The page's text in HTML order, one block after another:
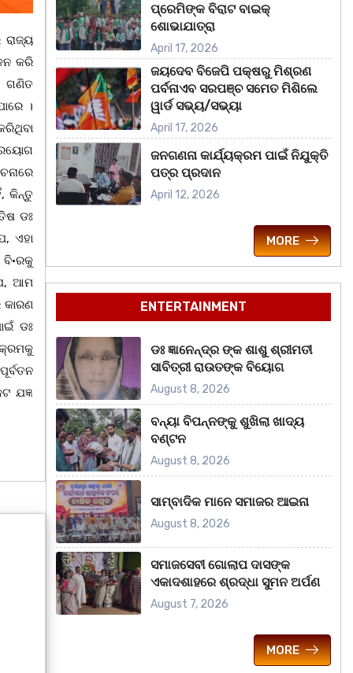
କରି
ଗଣିତ
।
କିନ୍ତୁ
ଡଃ
ଏହା
ଆମ
କାରଣ
ଡଃ
ଯଜ୍ଞ
ପ୍ରେମିଙ୍କ ବିରାଟ ବାଇକ୍
ଶୋଭାଯାତ୍ରା
April 17, 2026
ଜୟଦେବ ବିଜେପି ପକ୍ଷରୁ ମିଶ୍ରଣ
ପର୍ବନାଏବ ସରପଞ୍ଚ ସମେତ ମିଶିଲେ
ୱାର୍ଡ ସଭ୍ୟ/ସଭ୍ୟା
April 17, 2026
ଜନଗଣନା କାର୍ଯ୍ୟକ୍ରମ ପାଇଁ ନିଯୁକ୍ତି
ପତ୍ର ପ୍ରଦାନ
April 12, 2026
MORE
ENTERTAINMENT
ଡଃ ଜ୍ଞାନେନ୍ଦ୍ର ଙ୍କ ଶାଶୁ ଶ୍ରୀମତୀ
ସାବିତ୍ରୀ ରାଉତଙ୍କ ବିୟୋଗ
August 8, 2026
ବନ୍ୟା ବିପନ୍ନଙ୍କୁ ଶୁଖିଲା ଖାଦ୍ୟ
ବଣ୍ଟନ
August 8, 2026
ସାମ୍ବାଦିକ ମାନେ ସମାଜର ଆଇନା
August 8, 2026
ସମାଜସେବୀ ଗୋଲାପ ଦାସଙ୍କ
ଏକାଦଶାହରେ ଶ୍ରଦ୍ଧା ସୁମନ ଅର୍ପଣ
August 7, 2026
MORE